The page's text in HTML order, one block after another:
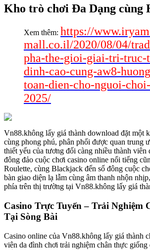
Kho trò chơi Đa Dạng cùng
Xem thêm: https://
mall.co.il/2020/08/04/
pha-the-gioi-giai-tri-truc-
dinh-cao-cung-aw8-
toan-dien-cho-nguoi-
2025/
Vn88.không lấy giá thành download đặt một
cùng phong phú, phân phối được quan trung
thiết yếu của tương đối càng nhiều thành
đông đảo cuộc chơi casino online nổi tiếng
Roulette, cùng Blackjack đến số đông cuộc
bàn giao diện lạ lẫm cùng âm thanh nhộn
phía trên thị trường tại Vn88.không lấy giá
Casino Trực Tuyến – Trải Nghiệm
Tại Sòng Bài
Casino online của Vn88.không lấy giá thành
viên da đình chơi trải nghiệm chân thực giống